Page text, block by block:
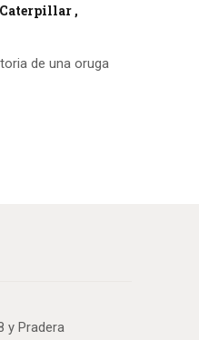
,
de una oruga
y Pradera